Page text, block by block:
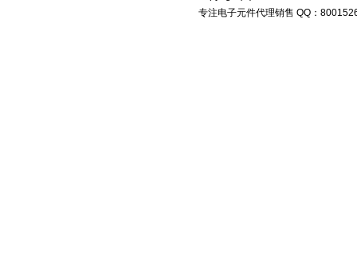
专注电子元件代理销售 QQ：